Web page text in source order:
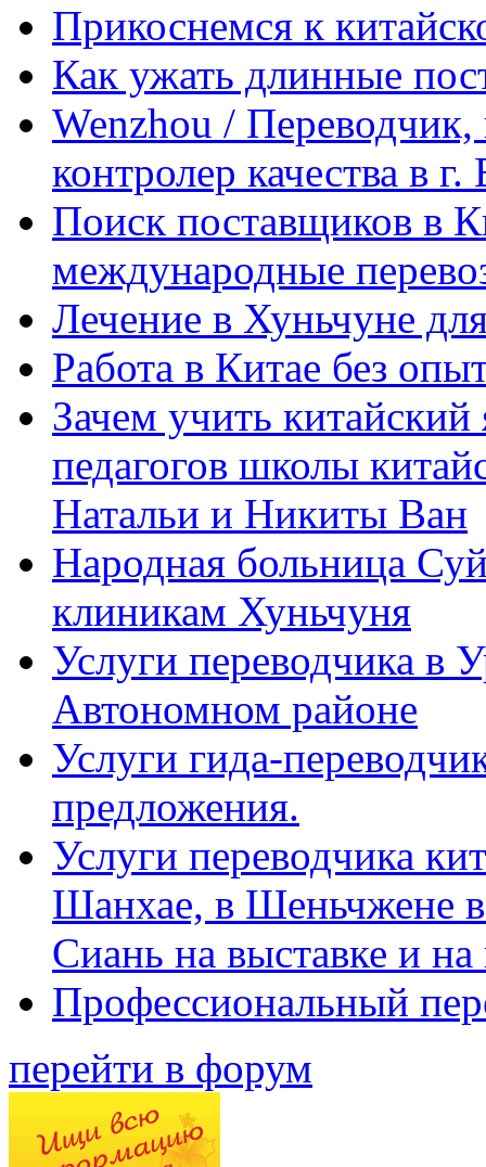
Прикоснемся к
Как ужать длинные
Wenzhou / Переводчик,
контролер качества в
Поиск поставщиков в
международные
Лечение в Хуньчуне
Работа в Китае без
Зачем учить
педагогов школы
Натальи и Никиты Ван
Народная больница
клиникам Хуньчуня
Услуги переводчика в
Автономном районе
Услуги гида-
предложения.
Услуги переводчика
Шанхае, в Шеньчжене
Сиань на выставке и
Профессиональный
перейти в форум